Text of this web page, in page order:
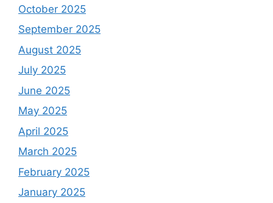
October 2025
September 2025
August 2025
July 2025
June 2025
May 2025
April 2025
March 2025
February 2025
January 2025